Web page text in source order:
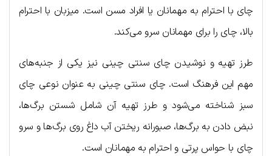
چای با احترام به مهمانان یا افراد مسن است. میزبان با احترام
بالا، چای را برای مهمانان سرو می‌کند.
طرز تهیه و نوشیدن چای سنتی چینی نیز یکی از جنبه‌های
مهم این فرهنگ است. چای سنتی چینی به عنوان نوعی چای
سبز شناخته می‌شود و طرز تهیه آن شامل شستن برگ‌ها،
نبض دادن به برگ‌ها، صبورانه ریختن آب داغ روی برگ‌ها و سرو
چای با حواس پرتی و احترام به مهمانان است.